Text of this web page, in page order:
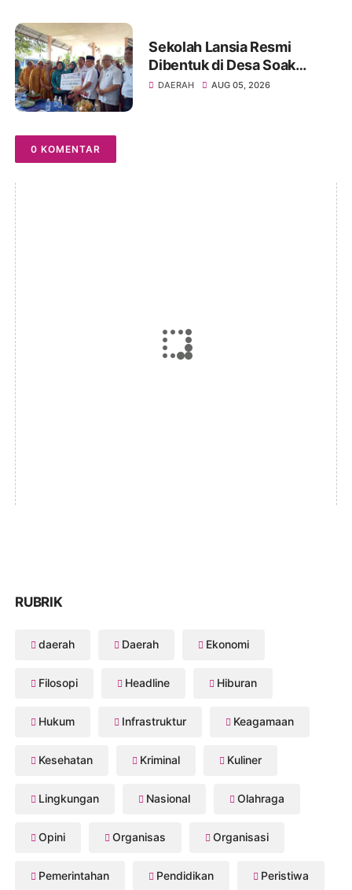
Sekolah Lansia Resmi
Dibentuk di Desa Soak
Batok, Diharapkan
DAERAH AUG 05, 2026
0 KOMENTAR
RUBRIK
daerah Daerah Ekonomi
Filosopi Headline Hiburan
Hukum Infrastruktur Keagamaan
Kesehatan Kriminal Kuliner
Lingkungan Nasional Olahraga
Opini Organisas Organisasi
Pemerintahan Pendidikan Peristiwa